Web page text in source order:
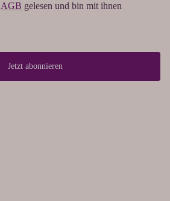
AGB gelesen und bin mit ihnen
Jetzt abonnieren